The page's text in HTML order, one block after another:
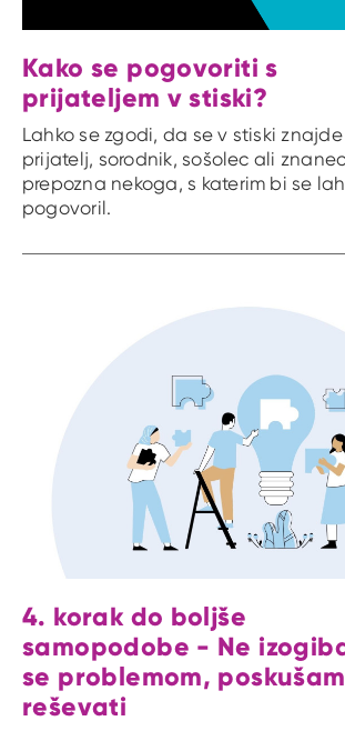
Kako se pogovoriti s
prijateljem v stiski?
Lahko se zgodi, da se v stiski
prijatelj, sorodnik, sošolec ali
prepozna nekoga, s katerim bi se
pogovoril.
4. korak do boljše
samopodobe - Ne
se problemom,
reševati